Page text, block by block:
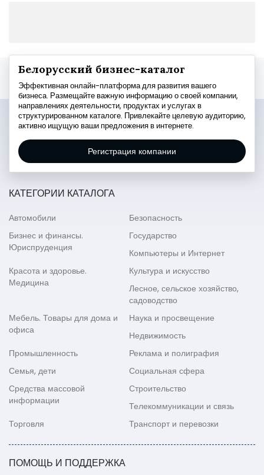
Белорусский бизнес-каталог
Эффективная онлайн-платформа для развития вашего
бизнеса. Размещайте важную информацию о своей компании,
направлениях деятельности, продуктах и услугах в
структурированном каталоге. Привлекайте целевую аудиторию,
активно ищущую ваши предложения в интернете.
Регистрация компании
КАТЕГОРИИ КАТАЛОГА
Автомобили
Безопасность
Бизнес и финансы.
Юриспруденция
Государство
Компьютеры и Интернет
Красота и здоровье.
Медицина
Культура и искусство
Лесное, сельское хозяйство,
садоводство
Мебель. Товары для дома и
офиса
Наука и просвещение
Недвижимость
Промышленность
Реклама и полиграфия
Семья, дети
Социальная сфера
Средства массовой
информации
Строительство
Телекоммуникации и связь
Торговля
Транспорт и перевозки
ПОМОЩЬ И ПОДДЕРЖКА